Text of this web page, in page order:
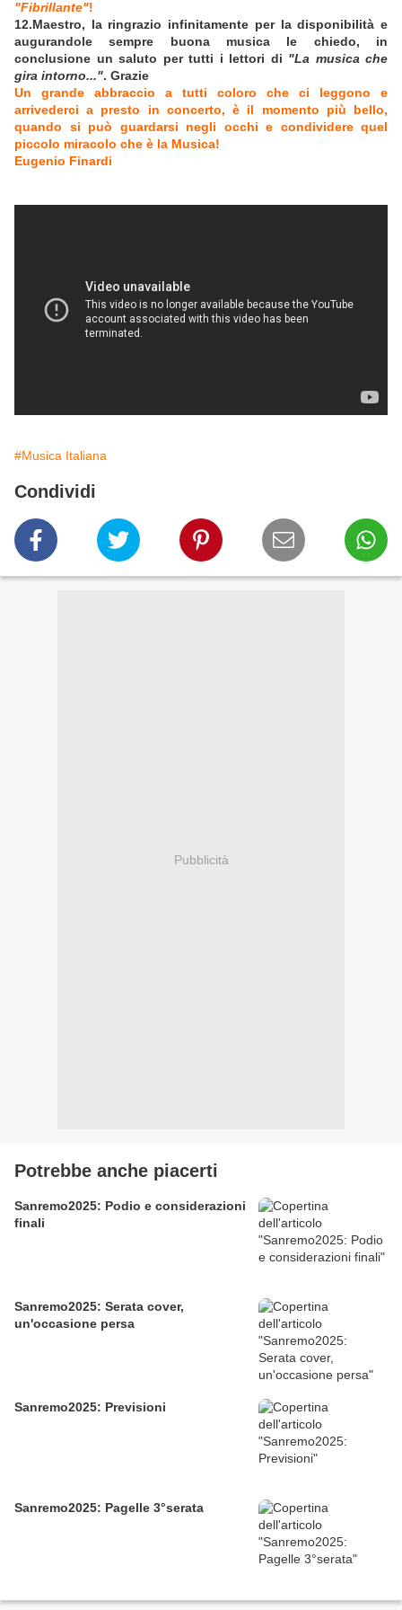
"Fibrillante"!
12.Maestro, la ringrazio infinitamente per la disponibilità e
augurandole sempre buona musica le chiedo, in
conclusione un saluto per tutti i lettori di "La musica che
gira intorno...". Grazie
Un grande abbraccio a tutti coloro che ci leggono e
arrivederci a presto in concerto, è il momento più bello,
quando si può guardarsi negli occhi e condividere quel
piccolo miracolo che è la Musica!
Eugenio Finardi
#Musica Italiana
Condividi
Pubblicità
Potrebbe anche piacerti
Sanremo2025: Podio e considerazioni
finali
Sanremo2025: Serata cover,
un'occasione persa
Sanremo2025: Previsioni
Sanremo2025: Pagelle 3°serata